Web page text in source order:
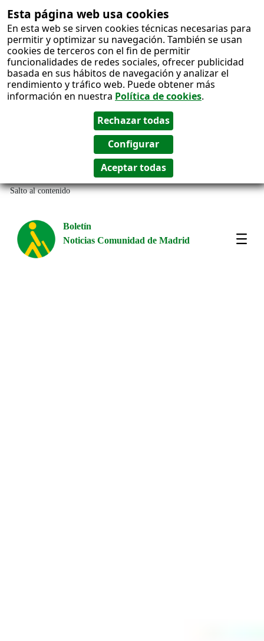
Esta página web usa cookies
En esta web se sirven cookies técnicas necesarias para
permitir y optimizar su navegación. También se usan
cookies de terceros con el fin de permitir
funcionalidades de redes sociales, ofrecer publicidad
basada en sus hábitos de navegación y analizar el
rendimiento y tráfico web. Puede obtener más
información en nuestra Política de cookies.
Salto al contenido
Boletín
Noticias Comunidad de Madrid